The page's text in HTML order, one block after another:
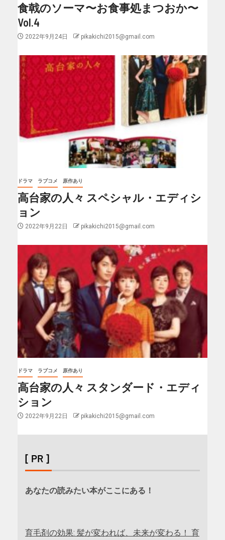
食戟のソーマ〜お食事処まつおか〜
Vol.4
2022年9月24日 pikakichi2015@gmail.com
ドラマ ラブコメ 原作あり
高台家の人々 スペシャル・エディシ
ョン
2022年9月22日 pikakichi2015@gmail.com
ドラマ ラブコメ 原作あり
高台家の人々 スタンダード・エディ
ション
2022年9月22日 pikakichi2015@gmail.com
[ PR ]
あなたの読みたい本がここにある！
育毛剤の効果: 髪が変われば、未来が変わる！ 育